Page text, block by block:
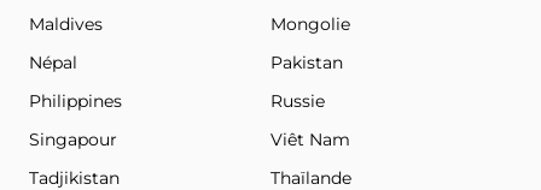
Maldives
Mongolie
Népal
Pakistan
Philippines
Russie
Singapour
Viêt Nam
Tadjikistan
Thaïlande